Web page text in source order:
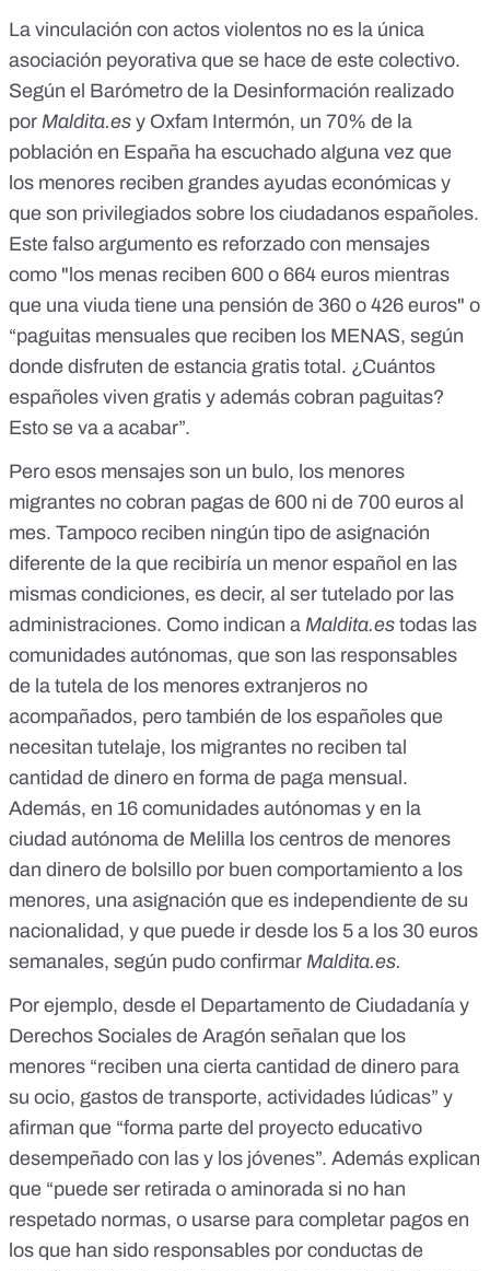
La vinculación con actos violentos no es la única
asociación peyorativa que se hace de este colectivo.
Según el Barómetro de la Desinformación realizado
por Maldita.es y Oxfam Intermón, un 70% de la
población en España ha escuchado alguna vez que
los menores reciben grandes ayudas económicas y
que son privilegiados sobre los ciudadanos españoles.
Este falso argumento es reforzado con mensajes
como "los menas reciben 600 o 664 euros mientras
que una viuda tiene una pensión de 360 o 426 euros" o
“paguitas mensuales que reciben los MENAS, según
donde disfruten de estancia gratis total. ¿Cuántos
españoles viven gratis y además cobran paguitas?
Esto se va a acabar”.
Pero esos mensajes son un bulo, los menores
migrantes no cobran pagas de 600 ni de 700 euros al
mes. Tampoco reciben ningún tipo de asignación
diferente de la que recibiría un menor español en las
mismas condiciones, es decir, al ser tutelado por las
administraciones. Como indican a Maldita.es todas las
comunidades autónomas, que son las responsables
de la tutela de los menores extranjeros no
acompañados, pero también de los españoles que
necesitan tutelaje, los migrantes no reciben tal
cantidad de dinero en forma de paga mensual.
Además, en 16 comunidades autónomas y en la
ciudad autónoma de Melilla los centros de menores
dan dinero de bolsillo por buen comportamiento a los
menores, una asignación que es independiente de su
nacionalidad, y que puede ir desde los 5 a los 30 euros
semanales, según pudo confirmar Maldita.es.
Por ejemplo, desde el Departamento de Ciudadanía y
Derechos Sociales de Aragón señalan que los
menores “reciben una cierta cantidad de dinero para
su ocio, gastos de transporte, actividades lúdicas” y
afirman que “forma parte del proyecto educativo
desempeñado con las y los jóvenes”. Además explican
que “puede ser retirada o aminorada si no han
respetado normas, o usarse para completar pagos en
los que han sido responsables por conductas de